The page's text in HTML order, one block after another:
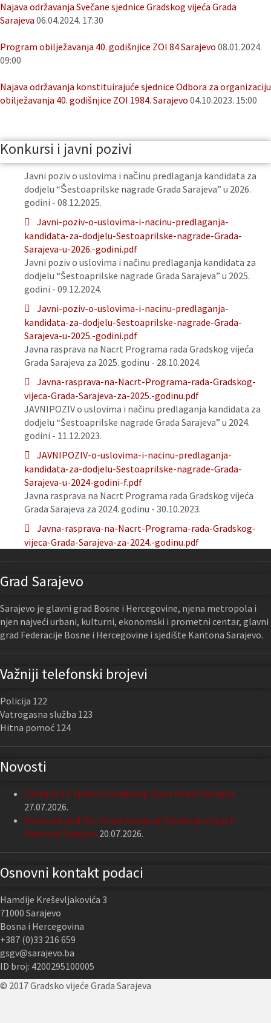
Najava održavanja Svečane sjednice Gradskog vijeća Grada
Sarajeva 06.04.2024. 17:30
Program obilježavanja 40. godišnjice ZOI 84 Sarajevo 08.01.2024.
09:00
Najava održavanja konstituirajuće sjednice Odbora za organizaciju
obilježavanja 40. godišnjice ZOI 1984. Sarajevo 04.10.2023. 15:00
Konkursi i javni pozivi
Javni poziv o uslovima i načinu predlaganja kandidata za
dodjelu “Šestoaprilske nagrade Grada Sarajeva” u 2026.
godini - 08.12.2025.
Javni-poziv-o-uslovima-i-nacinu-predlaganja-
kandidata-za-dodjelu-Sestoaprilske-nagrade-Grada-
Sarajeva-u-2026.-godini.pdf
Javni poziv o uslovima i načinu predlaganja kandidata za
dodjelu “Šestoaprilske nagrade Grada Sarajeva” u 2025.
godini - 09.12.2024.
Javni-poziv-o-uslovima-i-nacinu-predlaganja-
kandidata-za-dodjelu-Sestoaprilske-nagrade-Grada-
Sarajeva-u-2025.-godini.pdf
Javna rasprava na Nacrt Programa rada Gradskog vijeća
Grada Sarajeva za 2025. godinu - 28.10.2024.
Javna-rasprava-na-Nacrt-Programa-rada-Gradskog-
vijeca-Grada-Sarajeva-za-2025.-godinu.pdf
JAVNIPOZIV o uslovima i načinu predlaganja kandidata za
dodjelu “Šestoaprilske nagrade Grada Sarajeva” u 2024.
godini - 11.12.2023.
JAVNIPOZIV-o-uslovima-i-nacinu-predlaganja-
kandidata-za-dodjelu-Sestoaprilske-nagrade-Grada-
Sarajeva-u-2024-godini-f.pdf
Javna rasprava na Nacrt Programa rada Gradskog vijeća
Grada Sarajeva za 2024. godinu - 30.10.2023.
Javna-rasprava-na-Nacrt-Programa-rada-Gradskog-
vijeca-Grada-Sarajeva-za-2024.-godinu.pdf
Grad Sarajevo
Sarajevo je glavni grad Bosne i Hercegovine, njena metropola i
njen najveći urbani, kulturni, ekonomski i prometni centar, glavni
grad Federacije Bosne i Hercegovine i sjedište Kantona Sarajevo.
Važniji telefonski brojevi
Policija 122
Vatrogasna služba 123
Hitna pomoć 124
Novosti
Održana 13. sjednica Gradskog vijeća Grada Sarajeva
27.07.2026.
Nastavak podrške Grada Sarajeva Udruženju slijepih
Kantona Sarajevo 20.07.2026.
Osnovni kontakt podaci
Hamdije Kreševljakovića 3
71000 Sarajevo
Bosna i Hercegovina
+387 (0)33 216 659
gsgv@sarajevo.ba
ID broj: 4200295100005
© 2017 Gradsko vijeće Grada Sarajeva